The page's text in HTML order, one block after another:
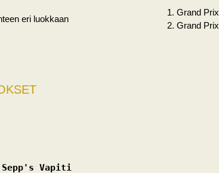
eri luokkaan
1. Grand Prix
2. Grand Prix
Sepp's Vapiti